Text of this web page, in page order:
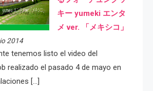
キー yumeki エンタ
メ ver. 「メキシコ」
2014
tenemos listo el video del
realizado el pasado 4 de mayo en
[…]